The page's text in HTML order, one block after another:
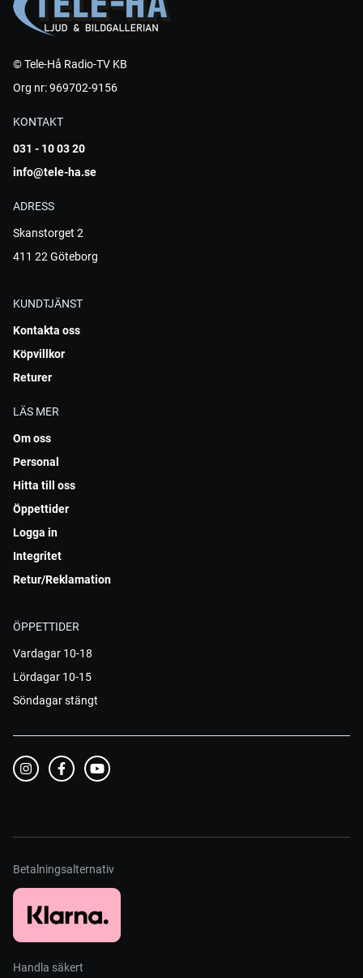
© Tele-Hå Radio-TV KB
Org nr: 969702-9156
KONTAKT
031 - 10 03 20
info@tele-ha.se
ADRESS
Skanstorget 2
411 22 Göteborg
KUNDTJÄNST
Kontakta oss
Köpvillkor
Returer
LÄS MER
Om oss
Personal
Hitta till oss
Öppettider
Logga in
Integritet
Retur/Reklamation
ÖPPETTIDER
Vardagar 10-18
Lördagar 10-15
Söndagar stängt
Betalningsalternativ
Handla säkert